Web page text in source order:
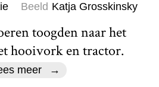
Beeld Katja Grosskinsky
toogden naar het
hooivork en tractor.
meer